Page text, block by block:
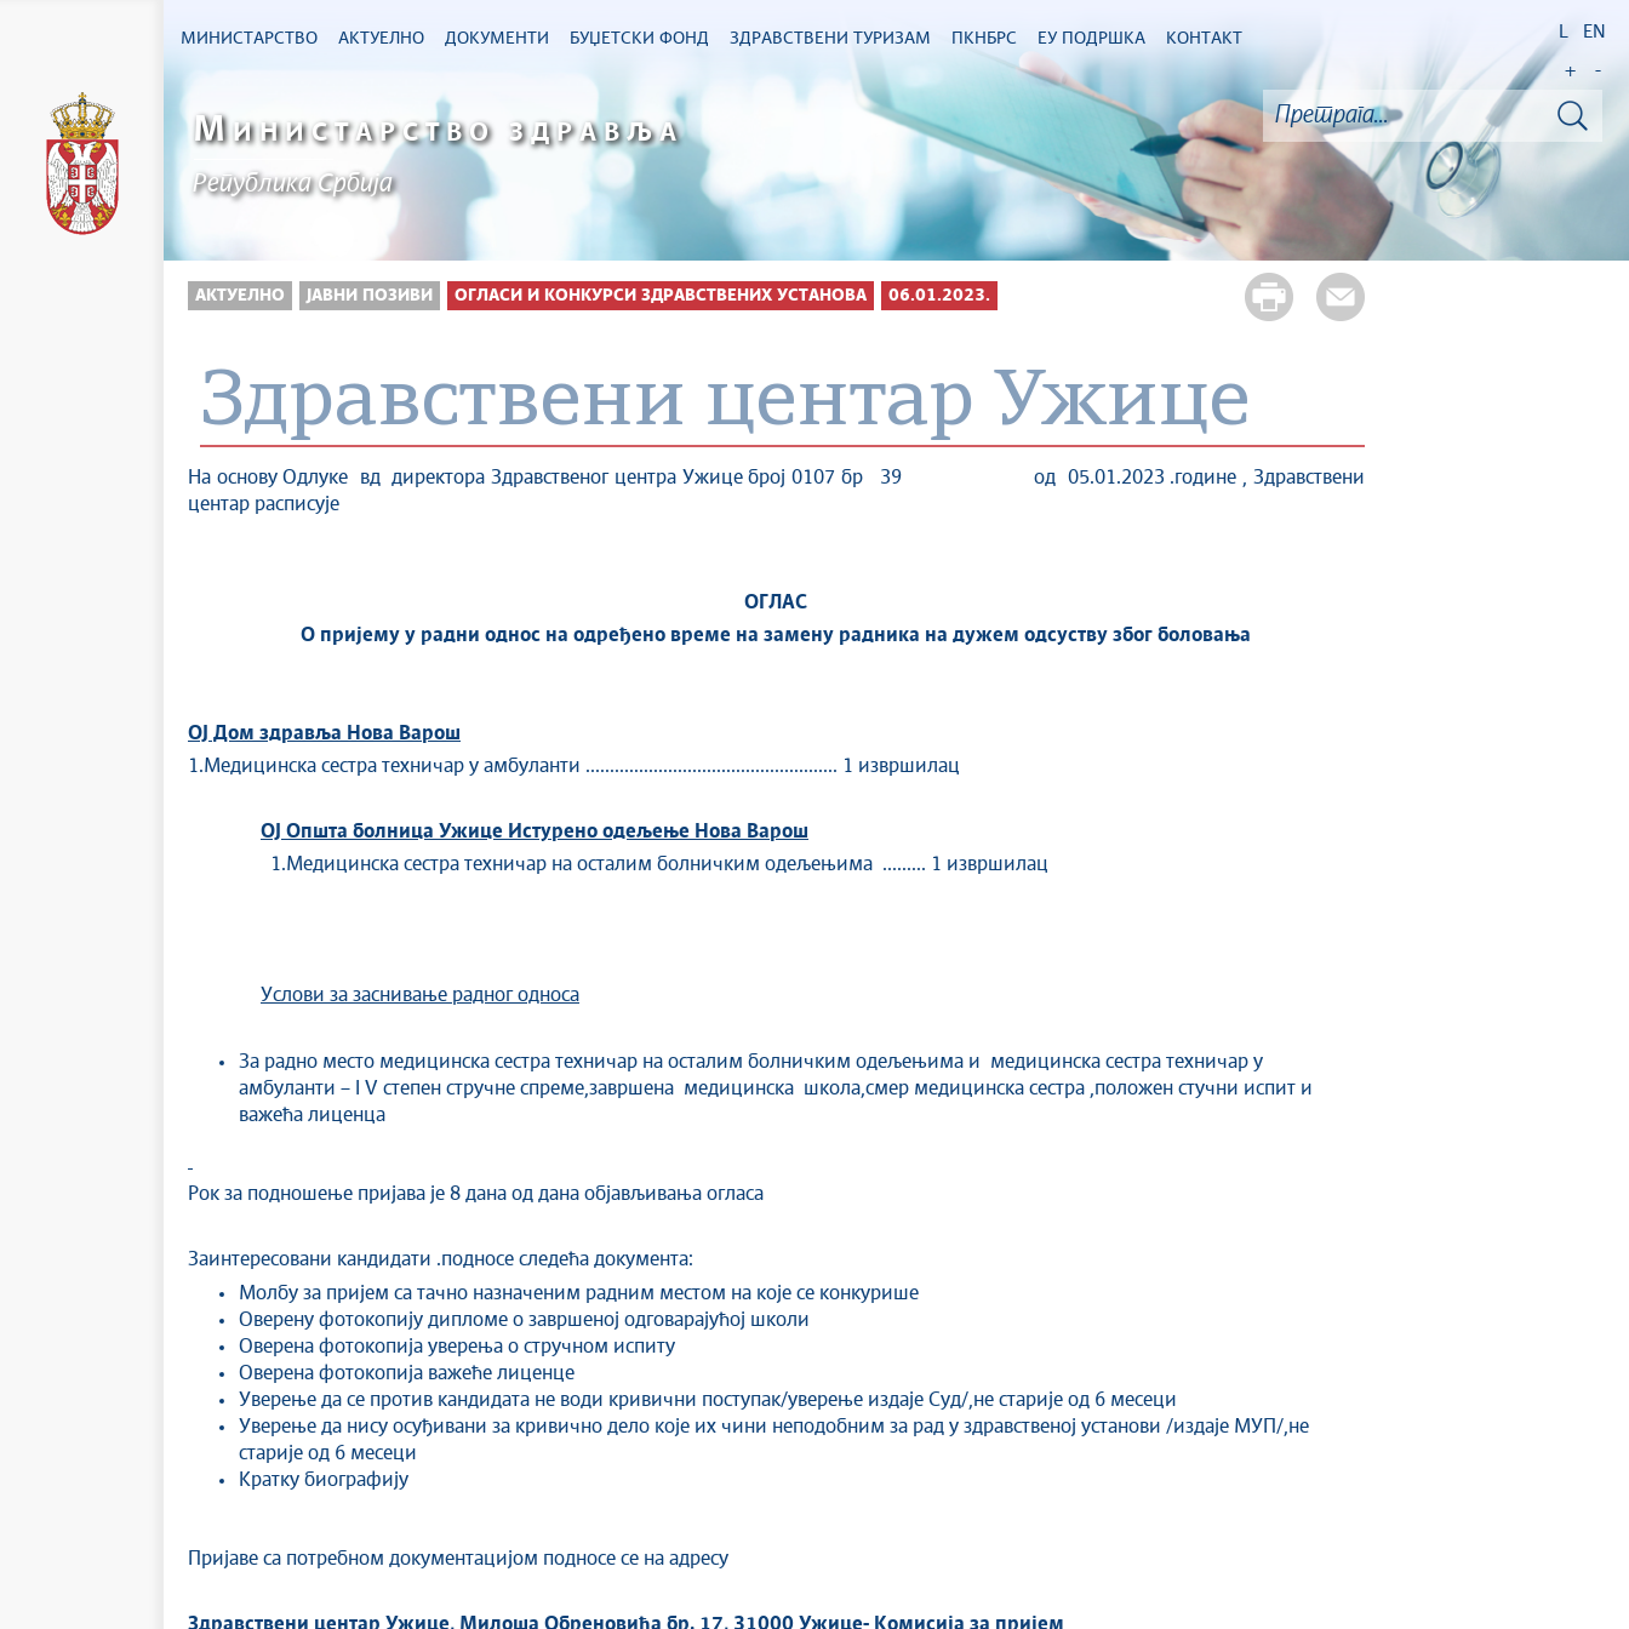
МИНИСТАРСТВО АКТУЕЛНО ДОКУМЕНТИ БУЏЕТСКИ ФОНД ЗДРАВСТВЕНИ ТУРИЗАМ ПКНБРС ЕУ ПОДРШКА КОНТАКТ L EN
+ -
М ИНИСТАРСТВО ЗДРАВЉА
Република Србија
АКТУЕЛНО ЈАВНИ ПОЗИВИ ОГЛАСИ И КОНКУРСИ ЗДРАВСТВЕНИХ УСТАНОВА 06.01.2023.
Здравствени центар Ужице
На основу Одлуке вд директора Здравственог центра Ужице број 0107 бр 39 од 05.01.2023 .године , Здравствени
центар расписује
ОГЛАС
О пријему у радни однос на одређено време на замену радника на дужем одсуству због боловања
OJ Дом здравља Нова Варош
1.Медицинска сестра техничар у амбуланти .................................................... 1 извршилац
ОЈ Општа болница Ужице Истурено одељење Нова Варош
1.Медицинска сестра техничар на осталим болничким одељењима ......... 1 извршилац
Услови за заснивање радног односа
За радно место медицинска сестра техничар на осталим болничким одељењима и медицинска сестра техничар у
амбуланти – I V степен стручне спреме,завршена медицинска школа,смер медицинска сестра ,положен стучни испит и
важећа лиценца
Рок за подношење пријава је 8 дана од дана објављивања огласа
Заинтересовани кандидати .подносе следећа документа:
Молбу за пријем са тачно назначеним радним местом на које се конкурише
Оверену фотокопију дипломе о завршеној одговарајућој школи
Оверена фотокопија уверења о стручном испиту
Оверена фотокопија важеће лиценце
Уверење да се против кандидата не води кривични поступак/уверење издаје Суд/,не старије од 6 месеци
Уверење да нису осуђивани за кривично дело које их чини неподобним за рад у здравственој установи /издаје МУП/,не
старије од 6 месеци
Кратку биографију
Пријаве са потребном документацијом подносе се на адресу
Здравствени центар Ужице, Милоша Обреновића бр. 17, 31000 Ужице- Комисија за пријем